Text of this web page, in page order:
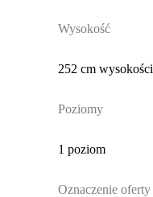
Wysokość
252 cm wysokości
Poziomy
1 poziom
Oznaczenie oferty